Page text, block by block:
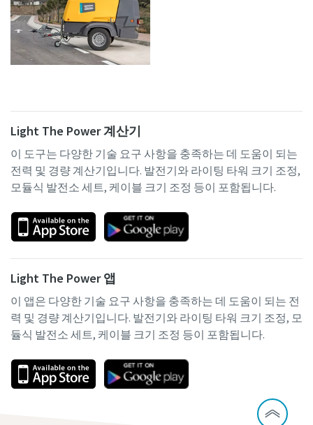
Light The Power 계산기
이 도구는 다양한 기술 요구 사항을 충족하는 데 도움이 되는
전력 및 경량 계산기입니다. 발전기와 라이팅 타워 크기 조정,
모듈식 발전소 세트, 케이블 크기 조정 등이 포함됩니다.
Light The Power 앱
이 앱은 다양한 기술 요구 사항을 충족하는 데 도움이 되는 전
력 및 경량 계산기입니다. 발전기와 라이팅 타워 크기 조정, 모
듈식 발전소 세트, 케이블 크기 조정 등이 포함됩니다.